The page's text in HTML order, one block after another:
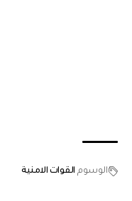
الوسوم القوات الامنية